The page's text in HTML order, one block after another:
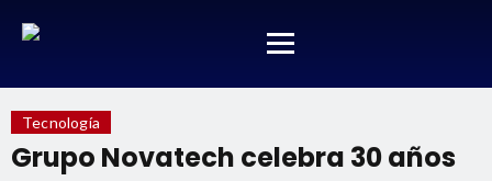
Tecnología
Grupo Novatech celebra 30 años